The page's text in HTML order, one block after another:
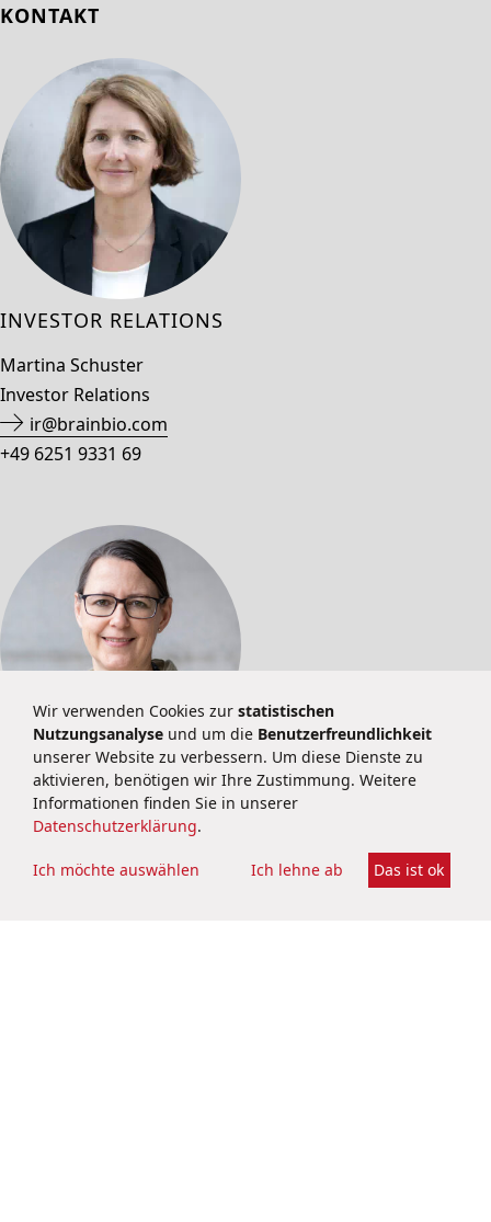
KONTAKT
INVESTOR RELATIONS
Martina Schuster
Investor Relations
ir@brainbio.com
+49 6251 9331 69
PUBLIC RELATIONS
Dr. Stephanie Konle
PR & Corporate Communications
Wir verwenden Cookies zur statistischen
Nutzungsanalyse und um die Benutzerfreundlichkeit
unserer Website zu verbessern. Um diese Dienste zu
aktivieren, benötigen wir Ihre Zustimmung. Weitere
Informationen finden Sie in unserer
Datenschutzerklärung.
Ich möchte auswählen Ich lehne ab Das ist ok